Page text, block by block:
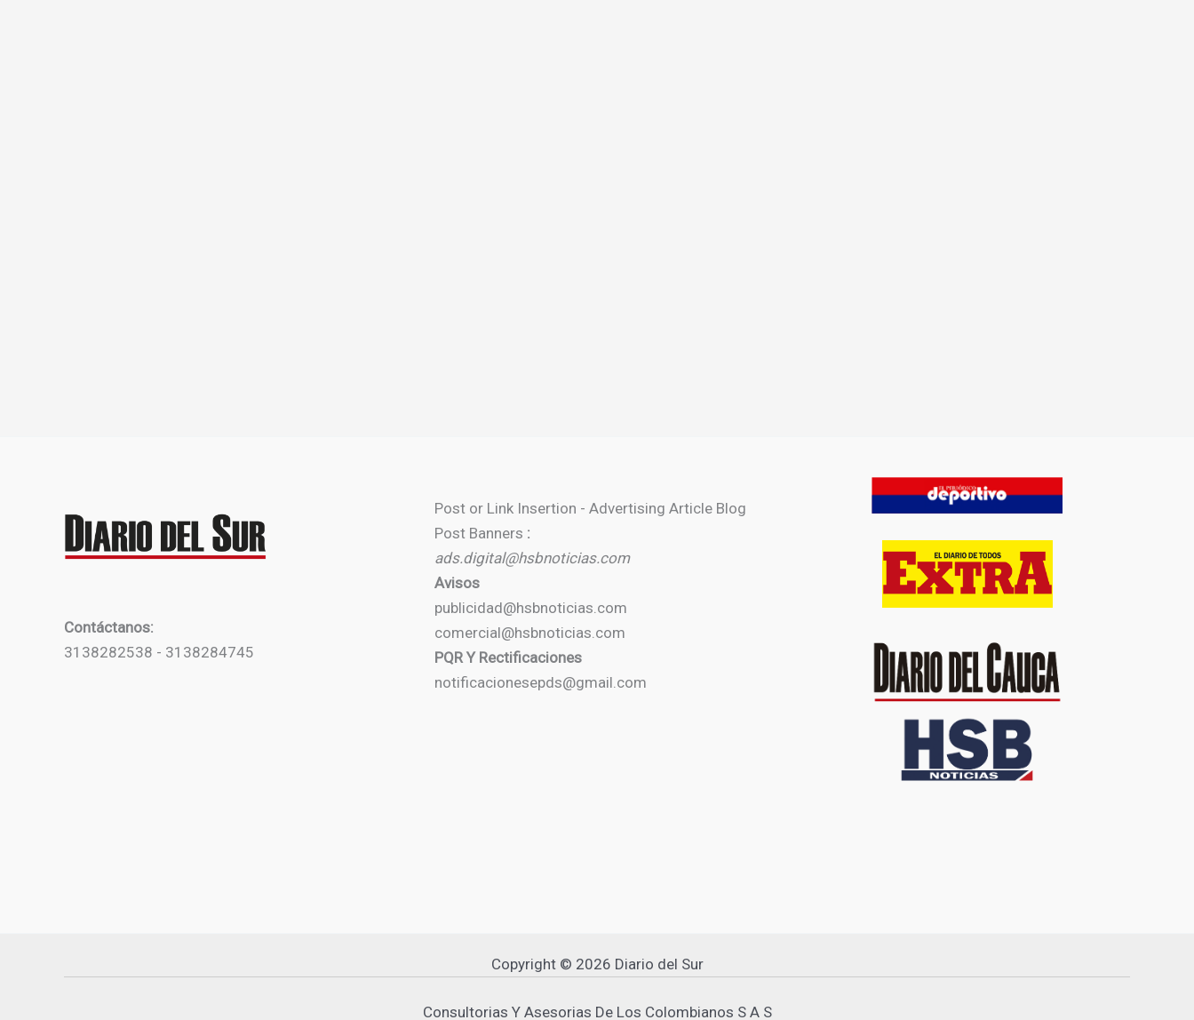
Contáctanos:
3138282538 - 3138284745
Post or Link Insertion - Advertising Article Blog
Post Banners :
ads.digital@hsbnoticias.com
Avisos
publicidad@hsbnoticias.com
comercial@hsbnoticias.com
PQR Y Rectificaciones
notificacionesepds@gmail.com
Copyright © 2026 Diario del Sur
Consultorias Y Asesorias De Los Colombianos S A S